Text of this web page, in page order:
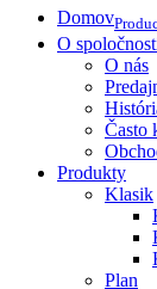
Domov
O
O nás
Často
Produkty
Klasik
Plan